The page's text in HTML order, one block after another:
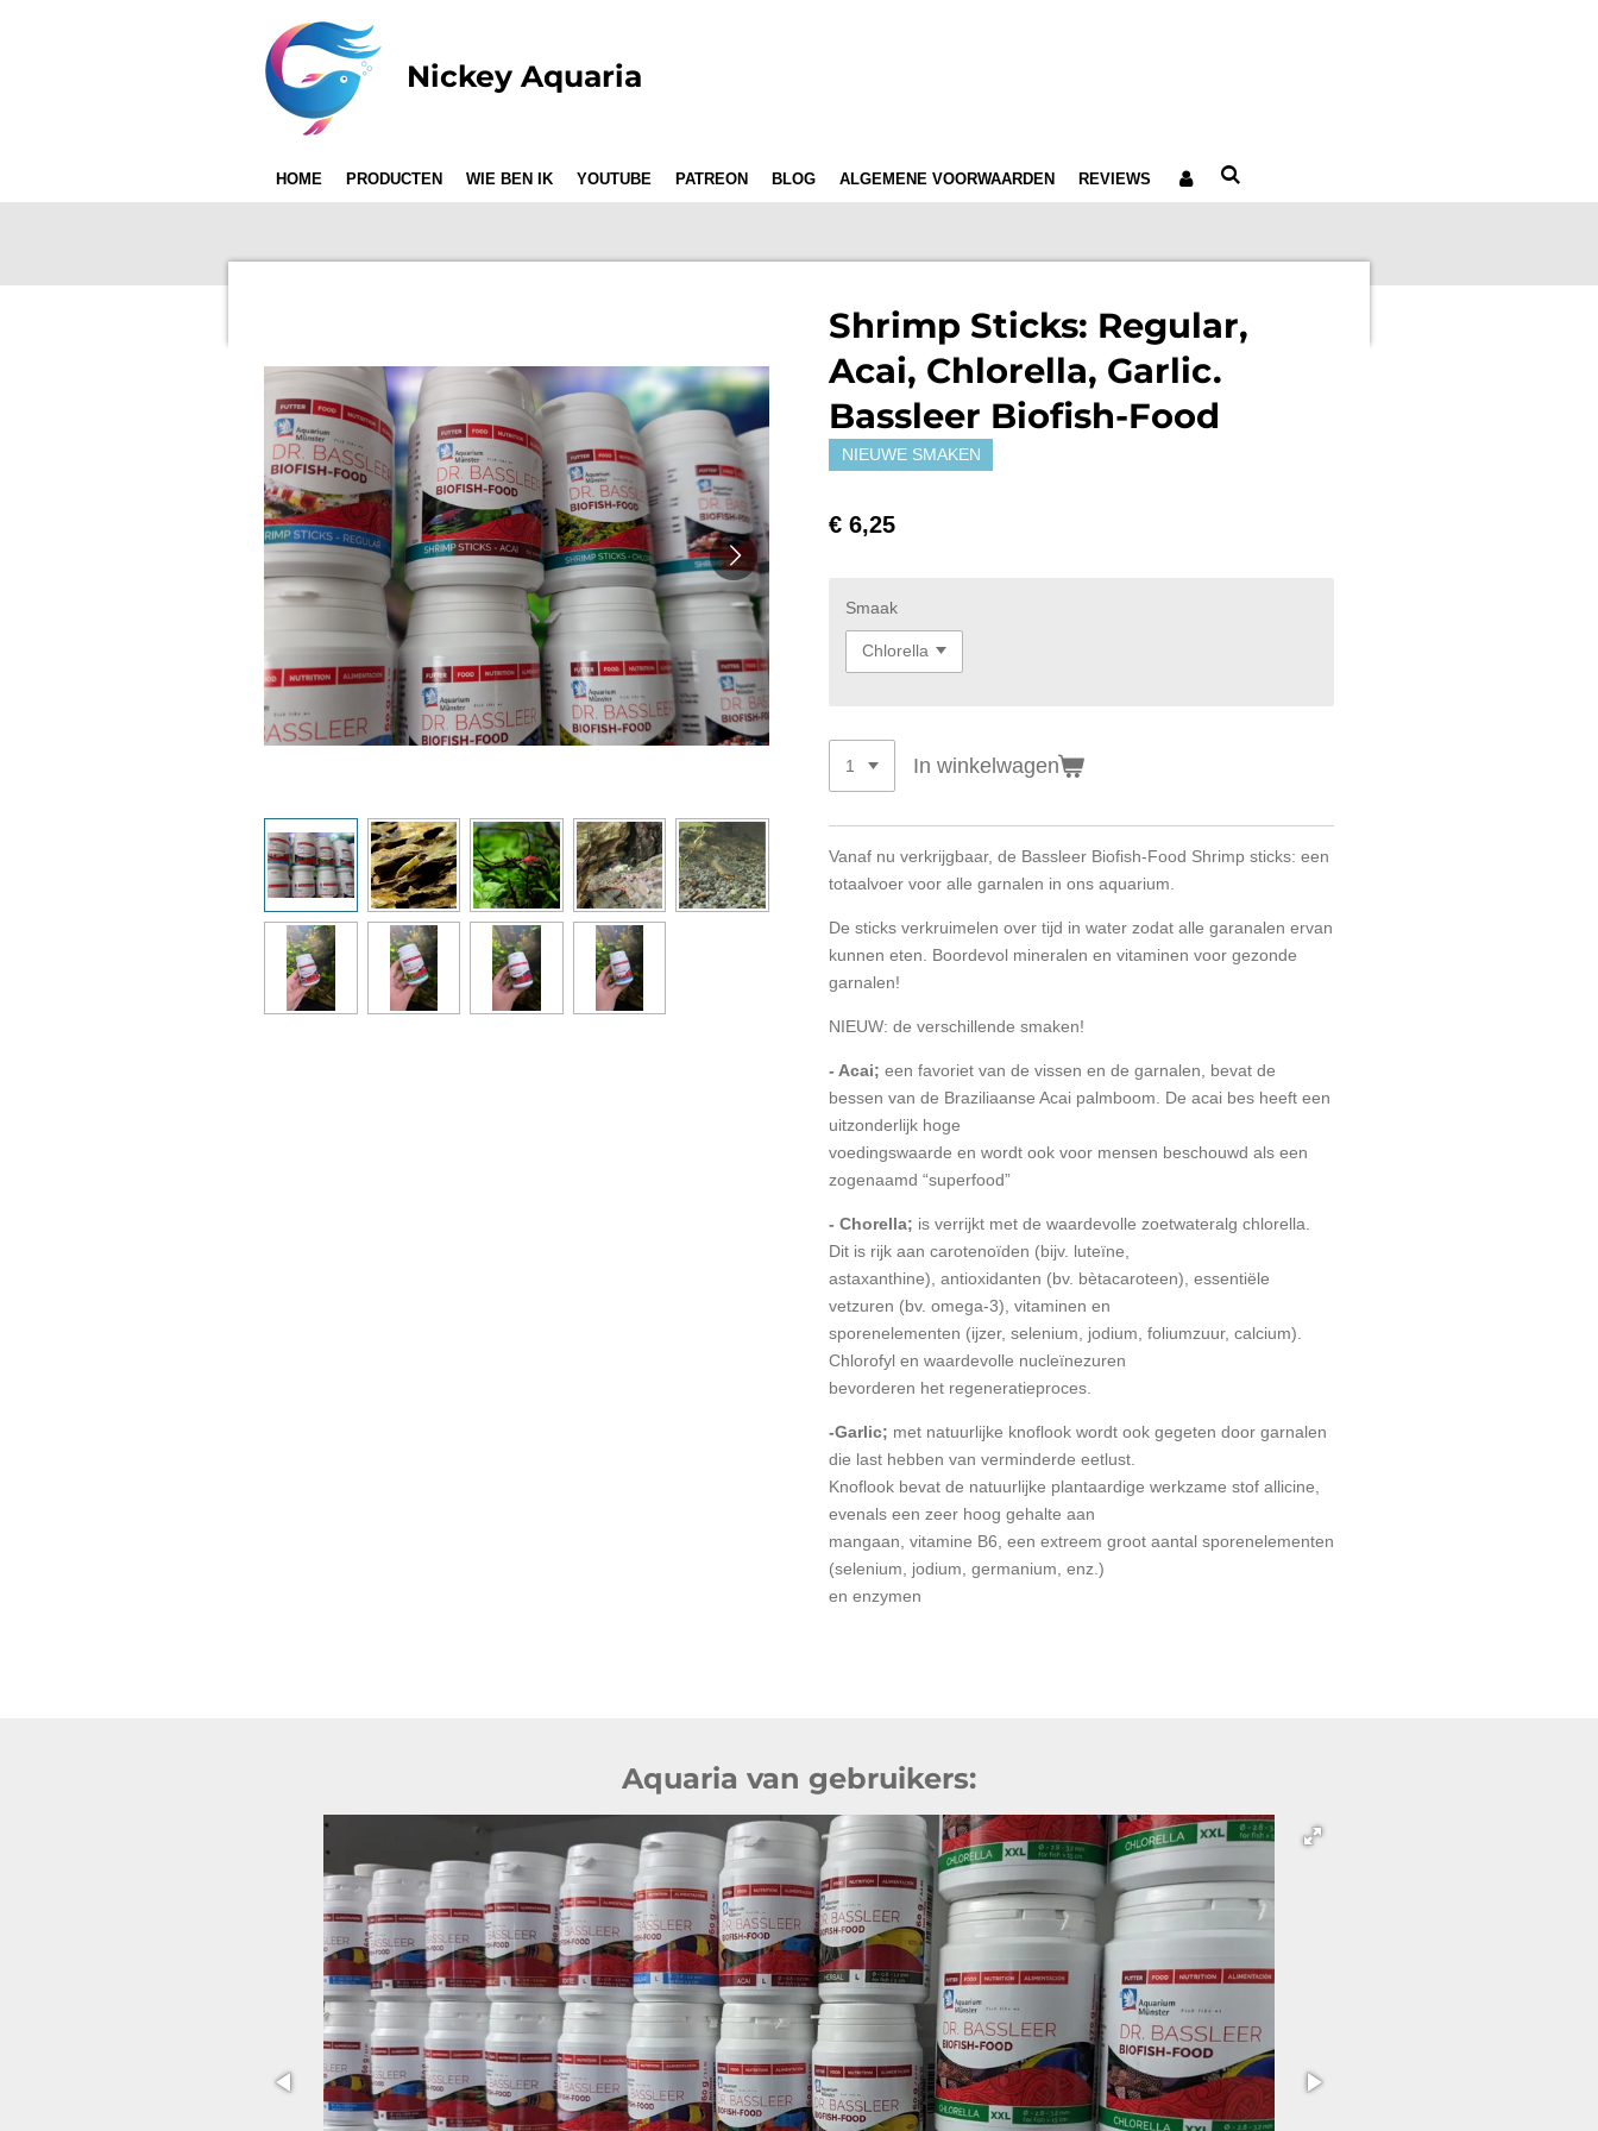
Nickey Aquaria
HOME PRODUCTEN WIE BEN IK YOUTUBE PATREON BLOG ALGEMENE VOORWAARDEN REVIEWS
Shrimp Sticks: Regular,
Acai, Chlorella, Garlic.
Bassleer Biofish-Food
NIEUWE SMAKEN
€ 6,25
Smaak
In winkelwagen
Vanaf nu verkrijgbaar, de Bassleer Biofish-Food Shrimp sticks: een
totaalvoer voor alle garnalen in ons aquarium.
De sticks verkruimelen over tijd in water zodat alle garanalen ervan
kunnen eten. Boordevol mineralen en vitaminen voor gezonde
garnalen!
NIEUW: de verschillende smaken!
- Acai; een favoriet van de vissen en de garnalen, bevat de
bessen van de Braziliaanse Acai palmboom. De acai bes heeft een
uitzonderlijk hoge
voedingswaarde en wordt ook voor mensen beschouwd als een
zogenaamd “superfood”
- Chorella; is verrijkt met de waardevolle zoetwateralg chlorella.
Dit is rijk aan carotenoïden (bijv. luteïne,
astaxanthine), antioxidanten (bv. bètacaroteen), essentiële
vetzuren (bv. omega-3), vitaminen en
sporenelementen (ijzer, selenium, jodium, foliumzuur, calcium).
Chlorofyl en waardevolle nucleïnezuren
bevorderen het regeneratieproces.
-Garlic; met natuurlijke knoflook wordt ook gegeten door garnalen
die last hebben van verminderde eetlust.
Knoflook bevat de natuurlijke plantaardige werkzame stof allicine,
evenals een zeer hoog gehalte aan
mangaan, vitamine B6, een extreem groot aantal sporenelementen
(selenium, jodium, germanium, enz.)
en enzymen
Aquaria van gebruikers: